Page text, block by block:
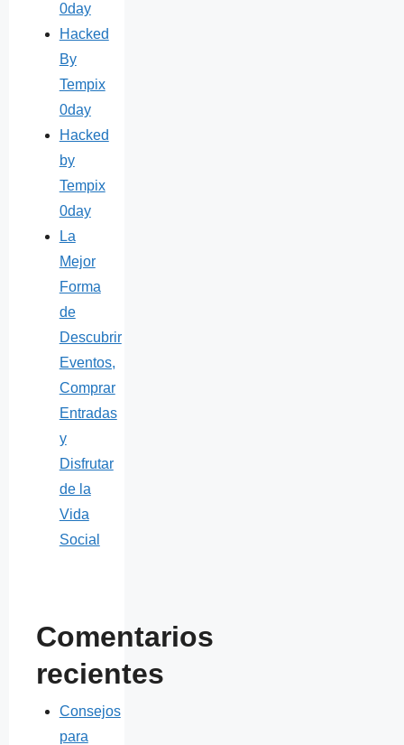
0day
Hacked
By
Tempix
0day
Hacked
by
Tempix
0day
La
Mejor
Forma
de
Descubrir
Eventos,
Comprar
Entradas
y
Disfrutar
de la
Vida
Social
Comentarios
recientes
Consejos
para